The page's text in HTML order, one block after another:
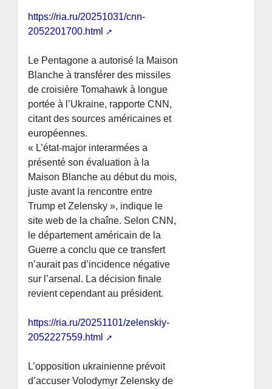
https://ria.ru/20251031/cnn-
2052201700.html
Le Pentagone a autorisé la Maison
Blanche à transférer des missiles
de croisière Tomahawk à longue
portée à l’Ukraine, rapporte CNN,
citant des sources américaines et
européennes.
« L’état-major interarmées a
présenté son évaluation à la
Maison Blanche au début du mois,
juste avant la rencontre entre
Trump et Zelensky », indique le
site web de la chaîne. Selon CNN,
le département américain de la
Guerre a conclu que ce transfert
n’aurait pas d’incidence négative
sur l’arsenal. La décision finale
revient cependant au président.
https://ria.ru/20251101/zelenskiy-
2052227559.html
L’opposition ukrainienne prévoit
d’accuser Volodymyr Zelensky de